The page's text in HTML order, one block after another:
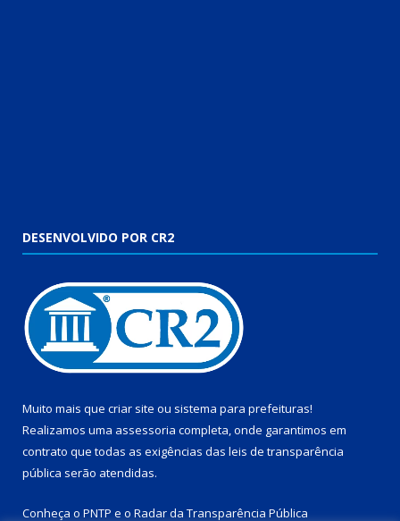
DESENVOLVIDO POR CR2
Muito mais que criar site ou sistema para prefeituras!
Realizamos uma assessoria completa, onde garantimos em
contrato que todas as exigências das leis de transparência
pública serão atendidas.
Conheça o PNTP e o Radar da Transparência Pública